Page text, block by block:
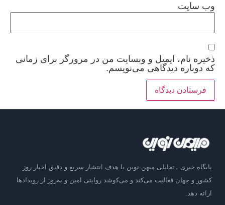
وب‌ سایت
ذخیره نام، ایمیل و وبسایت من در مرورگر برای زمانی
که دوباره دیدگاهی می‌نویسم.
پایگاه خبری ـ تحلیلی میهن نوین با هدف انتشار سریع و دقیق اخبار روز
کشور و جهان فعالیت می‌کند و می‌کوشد روایتی امین و به‌روز از رویدادها
ارائه دهد.